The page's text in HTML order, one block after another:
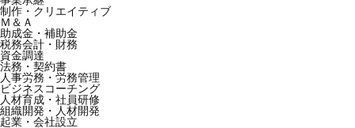
制作・クリエイティブ
Ｍ＆Ａ
助成金・補助金
税務会計・財務
資金調達
法務・契約書
人事労務・労務管理
ビジネスコーチング
人材育成・社員研修
組織開発・人材開発
起業・会社設立